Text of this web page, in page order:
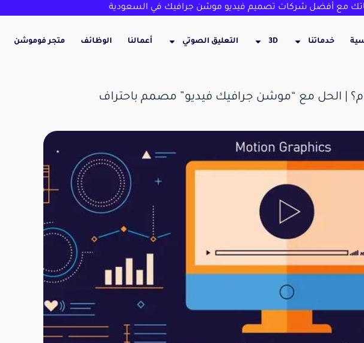
مع أفضل شركات تصميم فيديو موشن جرافيك في السعودية
خدماتنا 3D التعليق الصوتي أعمالنا الوظائف متجر فوموشن
| الحل مع “موشن جرافيك فيديو” مصمم باحتراف